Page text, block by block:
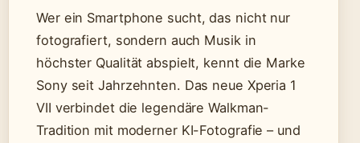
Wer ein Smartphone sucht, das nicht nur
fotografiert, sondern auch Musik in
höchster Qualität abspielt, kennt die Marke
Sony seit Jahrzehnten. Das neue Xperia 1
VII verbindet die legendäre Walkman-
Tradition mit moderner KI-Fotografie – und